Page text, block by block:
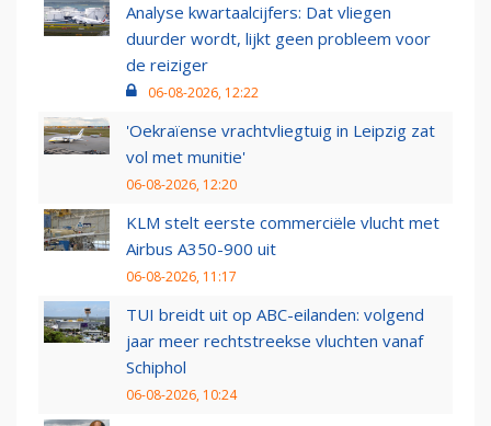
Analyse kwartaalcijfers: Dat vliegen
duurder wordt, lijkt geen probleem voor
de reiziger
06-08-2026, 12:22
'Oekraïense vrachtvliegtuig in Leipzig zat
vol met munitie'
06-08-2026, 12:20
KLM stelt eerste commerciële vlucht met
Airbus A350-900 uit
06-08-2026, 11:17
TUI breidt uit op ABC-eilanden: volgend
jaar meer rechtstreekse vluchten vanaf
Schiphol
06-08-2026, 10:24